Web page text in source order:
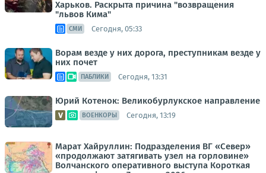
Харьков. Раскрыта причина "возвращения
"львов Кима"
СМИ Сегодня, 05:33
Ворам везде у них дорога, преступникам везде у
них почет
ПАБЛИКИ Сегодня, 13:31
Юрий Котенок: Великобурлукское направление
ВОЕНКОРЫ Сегодня, 13:19
Марат Хайруллин: Подразделения ВГ «Север»
«продолжают затягивать узел на горловине»
Волчанского оперативного выступа Короткая